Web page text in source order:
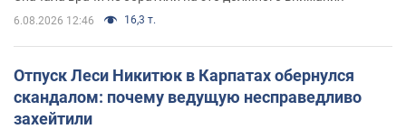
6.08.2026 12:46 16,3 т.
Отпуск Леси Никитюк в Карпатах обернулся
скандалом: почему ведущую несправедливо
захейтили